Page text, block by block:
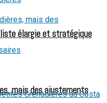
mais des ajustements
élargie et stratégique